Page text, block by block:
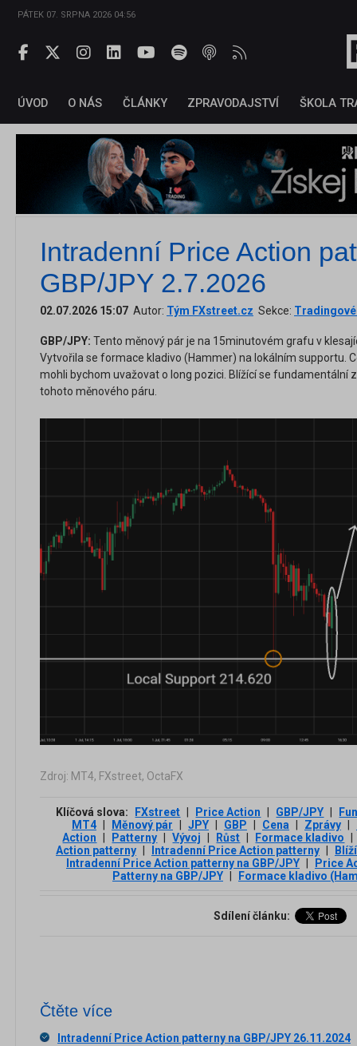
PÁTEK 07. SRPNA 2026 04:56
ÚVOD O NÁS ČLÁNKY ZPRAVODAJSTVÍ ŠKOLA
Intradenní Price Action
GBP/JPY 2.7.2026
02.07.2026 15:07 Autor: Tým FXstreet.cz Sekce: Tradingové
GBP/JPY: Tento měnový pár je na 15minutovém grafu v
Vytvořila se formace kladivo (Hammer) na lokálním supportu.
mohli bychom uvažovat o long pozici. Blížící se fundamentální
tohoto měnového páru.
Zdroj: MT4, FXstreet, OctaFX
Klíčová slova: FXstreet Price Action GBP/JPY
MT4
Měnový pár JPY GBP Cena Zprávy
Action
Patterny Vývoj Růst Formace kladivo
Action patterny
Intradenní Price Action patterny
Intradenní Price Action patterny na GBP/JPY
Price
Patterny na GBP/JPY
Formace kladivo
Sdílení článku:
Čtěte více
Intradenní Price Action patterny na GBP/JPY 26.11.2024